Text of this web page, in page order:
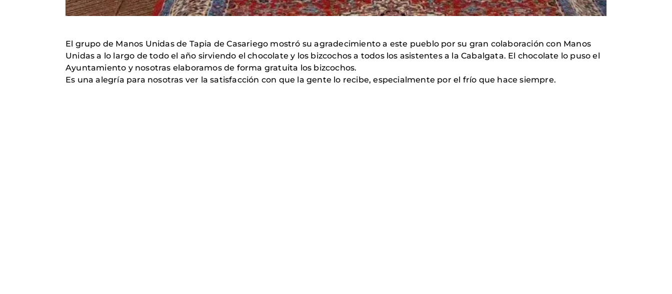
El grupo de Manos Unidas de Tapia de Casariego mostró su agradecimiento a este pueblo por su gran colaboración con Manos
Unidas a lo largo de todo el año sirviendo el chocolate y los bizcochos a todos los asistentes a la Cabalgata. El chocolate lo puso el
Ayuntamiento y nosotras elaboramos de forma gratuita los bizcochos.
Es una alegría para nosotras ver la satisfacción con que la gente lo recibe, especialmente por el frío que hace siempre.